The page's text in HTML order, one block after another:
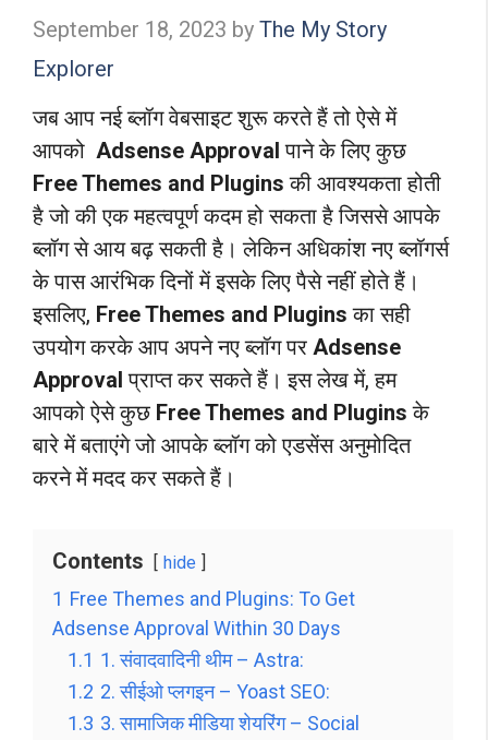
September 18, 2023 by The My Story
Explorer
जब आप नई ब्लॉग वेबसाइट शुरू करते हैं तो ऐसे में
आपको Adsense Approval पाने के लिए कुछ
Free Themes and Plugins की आवश्यकता होती
है जो की एक महत्वपूर्ण कदम हो सकता है जिससे आपके
ब्लॉग से आय बढ़ सकती है। लेकिन अधिकांश नए ब्लॉगर्स
के पास आरंभिक दिनों में इसके लिए पैसे नहीं होते हैं।
इसलिए, Free Themes and Plugins का सही
उपयोग करके आप अपने नए ब्लॉग पर Adsense
Approval प्राप्त कर सकते हैं। इस लेख में, हम
आपको ऐसे कुछ Free Themes and Plugins के
बारे में बताएंगे जो आपके ब्लॉग को एडसेंस अनुमोदित
करने में मदद कर सकते हैं।
Contents hide
1 Free Themes and Plugins: To Get
Adsense Approval Within 30 Days
1.1 1. संवादवादिनी थीम – Astra:
1.2 2. सीईओ प्लगइन – Yoast SEO:
1.3 3. सामाजिक मीडिया शेयरिंग – Social